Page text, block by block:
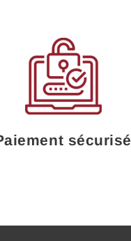
sécurisé